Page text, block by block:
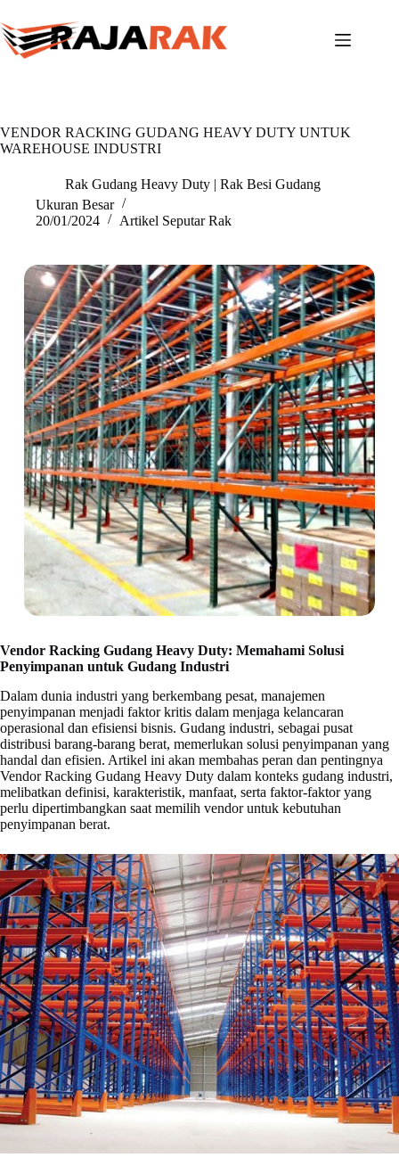
to
content
VENDOR RACKING GUDANG HEAVY DUTY UNTUK
WAREHOUSE INDUSTRI
Rak Gudang Heavy Duty | Rak Besi Gudang
Ukuran Besar
20/01/2024
Artikel Seputar Rak
Vendor Racking Gudang Heavy Duty: Memahami Solusi
Penyimpanan untuk Gudang Industri
Dalam dunia industri yang berkembang pesat, manajemen
penyimpanan menjadi faktor kritis dalam menjaga kelancaran
operasional dan efisiensi bisnis. Gudang industri, sebagai pusat
distribusi barang-barang berat, memerlukan solusi penyimpanan yang
handal dan efisien. Artikel ini akan membahas peran dan pentingnya
Vendor Racking Gudang Heavy Duty dalam konteks gudang industri,
melibatkan definisi, karakteristik, manfaat, serta faktor-faktor yang
perlu dipertimbangkan saat memilih vendor untuk kebutuhan
penyimpanan berat.